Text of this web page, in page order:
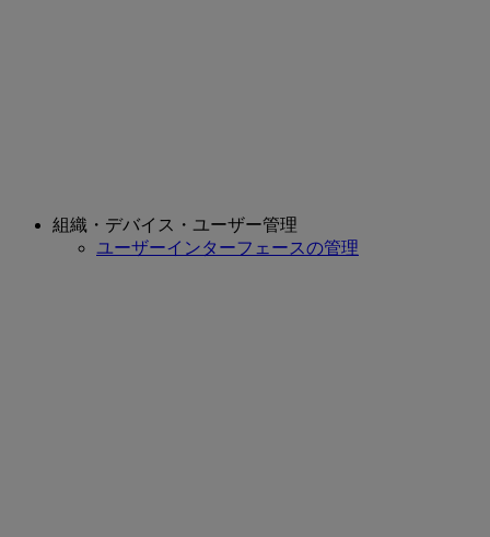
組織・デバイス・ユーザー管理
ユーザーインターフェースの管理